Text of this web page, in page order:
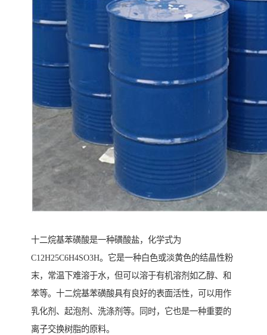
十二烷基苯磺酸是一种磺酸盐，化学式为
C12H25C6H4SO3H。它是一种白色或淡黄色的结晶性粉
末，常温下难溶于水，但可以溶于有机溶剂如乙醇、和
苯等。十二烷基苯磺酸具有良好的表面活性，可以用作
乳化剂、起泡剂、洗涤剂等。同时，它也是一种重要的
离子交换树脂的原料。